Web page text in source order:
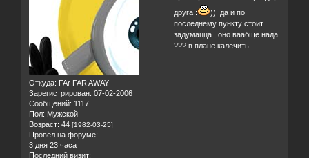
Откуда: FAr FAR AWAY
Зарегистрирован: 07-02-2006
Сообщений: 1117
Пол: Мужской
Возраст: 44 [1982-03-25]
Провел на форуме:
3 дня 23 часа
Последний визит:
друга :
)) да и по
последнему пункту стоит
задумацца , оно ваабще нада
??? в плане калечить ...